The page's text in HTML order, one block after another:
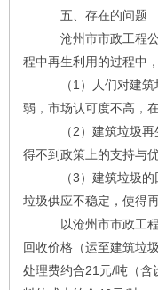
五、存在的问题
沧州市市政工程公司
程中再生利用的过程中
（1）人们对建筑垃
弱，市场认可度不高，
（2）建筑垃圾再生
得不到政策上的支持与优
（3）建筑垃圾的回
垃圾供应不稳定，使得
以沧州市市政工程公
回收价格（运至建筑垃
处理费约合21元/吨（含